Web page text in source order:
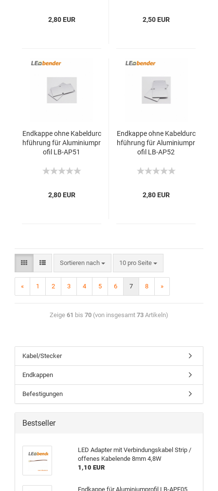
2,80 EUR 2,50 EUR
Endkappe ohne Kabeldurc
hführung für Aluminiumpr
ofil LB-AP51
2,80 EUR
Endkappe ohne Kabeldurc
hführung für Aluminiumpr
ofil LB-AP52
2,80 EUR
Sortieren nach 10 pro Seite
« 1 2 3 4 5 6 7 8 »
Zeige 61 bis 70 (von insgesamt 73 Artikeln)
Kabel/Stecker
Endkappen
Befestigungen
Bestseller
LED Adapter mit Verbindungskabel Strip /
offenes Kabelende 8mm 4,8W
1,10 EUR
Endkappe für Aluminiumprofil LB-APE05